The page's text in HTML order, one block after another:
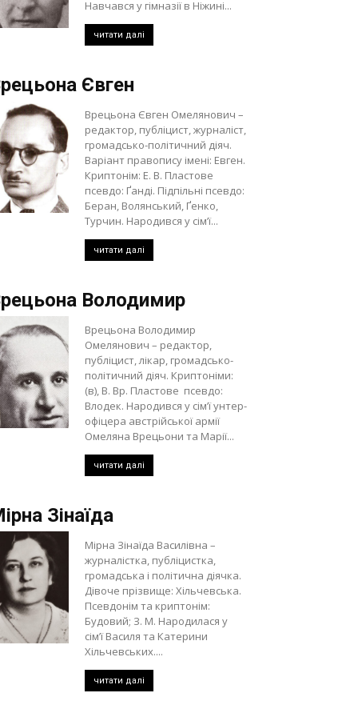
Навчався у гімназії в Ніжині...
читати далі
Євген
Врецьона Євген Омелянович –
редактор, публіцист, журналіст,
громадсько-політичний діяч.
Варіант правопису імені: Евген.
Криптонім: Е. В. Пластове
псевдо: Ґанді. Підпільні псевдо:
Беран, Волянський, Ґенко,
Турчин. Народився у сім’ї...
читати далі
Володимир
Врецьона Володимир
Омелянович – редактор,
публіцист, лікар, громадсько-
політичний діяч. Криптоніми:
(в), В. Вр. Пластове псевдо:
Влодек. Народився у сім’ї унтер-
офіцера австрійської армії
Омеляна Врецьони та Марії...
читати далі
Зінаїда
Мірна Зінаїда Василівна –
журналістка, публіцистка,
громадська і політична діячка.
Дівоче прізвище: Хільчевська.
Псевдонім та криптонім:
Будовий; З. М. Народилася у
сім’ї Василя та Катерини
Хільчевських....
читати далі